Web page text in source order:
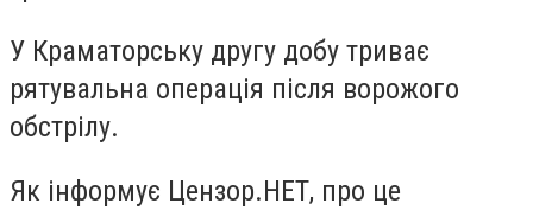
У Краматорську другу добу триває
рятувальна операція після ворожого
обстрілу.
Як інформує Цензор.НЕТ, про це